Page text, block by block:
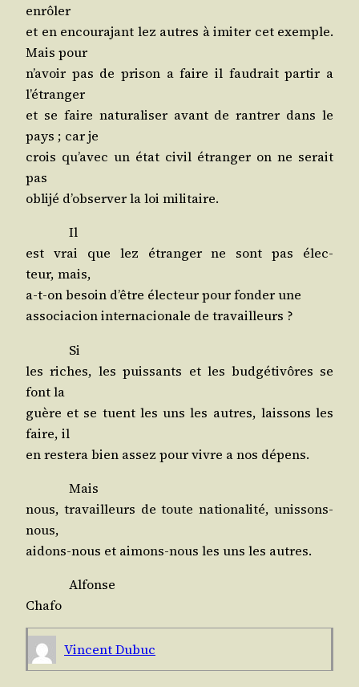
enrôler
et en encou­ra­jant lez autres à imi­ter cet exemple.
Mais pour
n’a­voir pas de pri­son a faire il fau­drait par­tir a
l’étranger
et se faire natu­ra­li­ser avant de ran­trer dans le
pays ; car je
crois qu’a­vec un état civil étran­ger on ne serait
pas
obli­jé d’ob­ser­ver la loi militaire.
Il
est vrai que lez étran­ger ne sont pas élec­
teur, mais,
a‑t-on besoin d’être élec­teur pour fon­der une
asso­cia­cion inter­na­cio­nale de travailleurs ?
Si
les riches, les puis­sants et les bud­gé­ti­vôres se
font la
guère et se tuent les uns les autres, lais­sons les
faire, il
en res­te­ra bien assez pour vivre a nos dépens.
Mais
nous, tra­vailleurs de toute natio­na­li­té, unissons-
nous,
aidons-nous et aimons-nous les uns les autres.
Alfonse
Chafo
Vincent Dubuc